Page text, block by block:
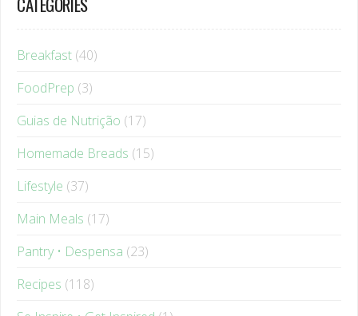
FoodPrep (3)
Guias de Nutrição
Homemade Breads (15)
Lifestyle(37)
Main Meals (17)
Pantry • Despensa
Recipes
(118)
Se Inspire • Get Inspired